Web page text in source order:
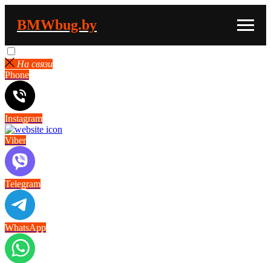
BMWbug.by
На связи
Phone
Instagram
Viber
Telegram
WhatsApp